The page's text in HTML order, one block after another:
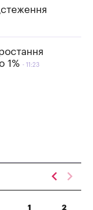
1%
11:23
1 2